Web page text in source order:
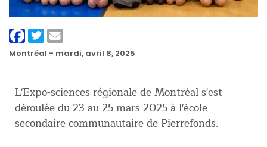
Montréal - mardi, avril 8, 2025
L'Expo-sciences régionale de Montréal s'est
déroulée du 23 au 25 mars 2025 à l'école
secondaire communautaire de Pierrefonds.